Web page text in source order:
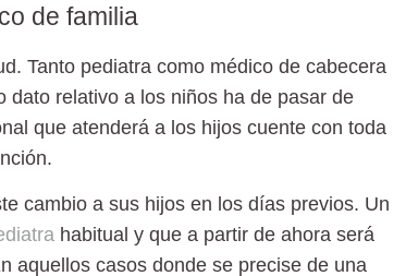
de familia
Tanto pediatra como médico de cabecera
dato relativo a los niños ha de pasar de
que atenderá a los hijos cuente con toda
cambio a sus hijos en los días previos. Un
habitual y que a partir de ahora será
aquellos casos donde se precise de una